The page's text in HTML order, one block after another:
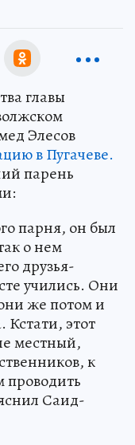
главы
Элесов
в Пугачеве.
парень
парня, он был
о нем
друзья-
учились. Они
же потом и
Кстати, этот
местный,
к
проводить
Саид-